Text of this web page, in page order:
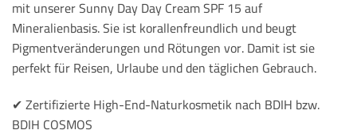
mit unserer Sunny Day Day Cream SPF 15 auf
Mineralienbasis. Sie ist korallenfreundlich und beugt
Pigmentveränderungen und Rötungen vor. Damit ist sie
perfekt für Reisen, Urlaube und den täglichen Gebrauch.
✔︎ Zertifizierte High-End-Naturkosmetik nach BDIH bzw.
BDIH COSMOS